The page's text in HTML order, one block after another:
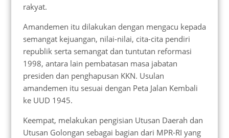
rakyat.
Amandemen itu dilakukan dengan mengacu kepada
semangat kejuangan, nilai-nilai, cita-cita pendiri
republik serta semangat dan tuntutan reformasi
1998, antara lain pembatasan masa jabatan
presiden dan penghapusan KKN. Usulan
amandemen itu sesuai dengan Peta Jalan Kembali
ke UUD 1945.
Keempat, melakukan pengisian Utusan Daerah dan
Utusan Golongan sebagai bagian dari MPR-RI yang